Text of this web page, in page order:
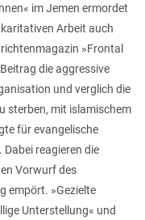
im Jemen ermordet
Arbeit auch
»Frontal
die aggressive
und verglich die
sterben, mit islamischem
für evangelische
Dabei reagieren die
Vorwurf des
empört. »Gezielte
Unterstellung« und